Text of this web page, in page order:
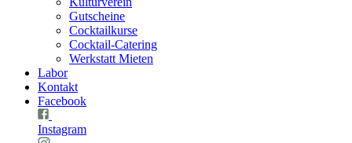
Gutscheine
Cocktailkurse
Cocktail-Catering
Werkstatt Mieten
Labor
Kontakt
Facebook
Instagram